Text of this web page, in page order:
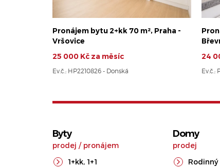
Pronájem bytu 2+kk 70 m², Praha -
Vršovice
25 000 Kč za měsíc
Ev.č.: HP2210826 - Donská
24
Ev.č.:
Byty
prodej / pronájem
1+kk, 1+1
Domy
prodej